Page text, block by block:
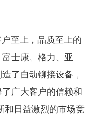
至上，品质至上的
士康、格力、亚
了自动铆接设备，
广大客户的信赖和
和日益激烈的市场竞